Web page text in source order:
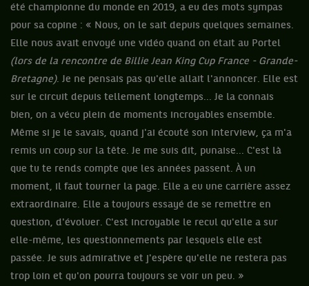
été championne du monde en 2019, a eu des mots sympas
pour sa copine : « Nous, on le sait depuis quelques semaines.
Elle nous avait envoyé une vidéo quand on était au Portel
(lors de la rencontre de Billie Jean King Cup France - Grande-
Bretagne). Je ne pensais pas qu'elle allait l'annoncer. Elle est
sur le circuit depuis tellement longtemps... Je la connais
bien, on a vécu plein de moments incroyables ensemble.
Même si je le savais, quand j'ai écouté son interview, ça m'a
remis un coup sur la tête. Je me suis dit, punaise... C'est là
que tu te rends compte que les années passent. À un
moment, il faut tourner la page. Elle a eu une carrière assez
extraordinaire. Elle a toujours essayé de se remettre en
question, d'évoluer. C'est incroyable le recul qu'elle a sur
elle-même, les questionnements par lesquels elle est
passée. Je suis admirative et j'espère qu'elle ne restera pas
trop loin et qu'on pourra toujours se voir un peu. »